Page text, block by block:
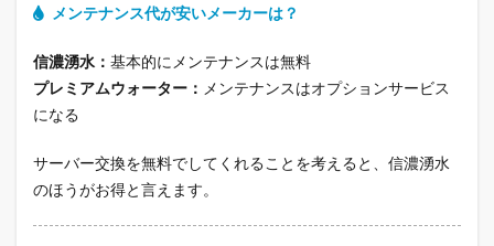
メンテナンス代が安いメーカーは？
信濃湧水： 基本的にメンテナンスは無料
プレミアムウォーター： メンテナンスはオプションサービス
になる
サーバー交換を無料でしてくれることを考えると、信濃湧水
のほうがお得と言えます。